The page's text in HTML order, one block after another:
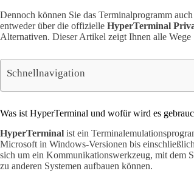
Dennoch können Sie das Terminalprogramm
entweder über die offizielle HyperTerminal
Alternativen. Dieser Artikel zeigt Ihnen alle
Schnellnavigation
Was ist HyperTerminal und wofür wird es
HyperTerminal ist ein
Microsoft in Windows-Versionen bis
sich um ein Kommunikationswerkzeug, mit dem
zu anderen Systemen aufbauen können.